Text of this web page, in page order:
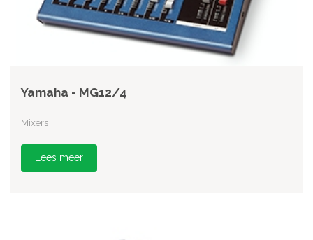
Yamaha - MG12/4
Mixers
Lees meer